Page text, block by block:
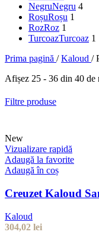
NegruNegru 4
RoșuRoșu 1
RozRoz 1
TurcoazTurcoaz 1
Prima pagină / Kaloud /
Afișez 25 - 36 din 40 de
Filtre produse
New
Vizualizare rapidă
Adaugă la favorite
Adaugă în coș
Creuzet Kaloud
Kaloud
304,02 lei